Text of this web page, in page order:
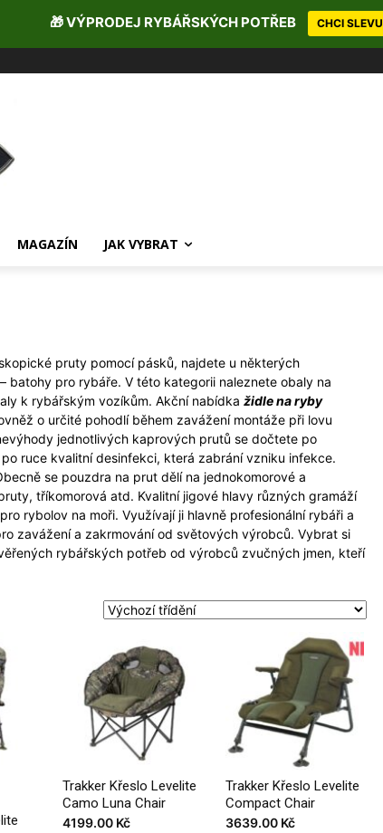
MAGAZÍN JAK VYBRAT
pruty pomocí pásků, najdete u některých
batohy pro rybáře. V této kategorii naleznete obaly na
k rybářským vozíkům. Akční nabídka židle na ryby
o určité pohodlí během zavážení montáže při lovu
jednotlivých kaprových prutů se dočtete po
ruce kvalitní desinfekci, která zabrání vzniku infekce.
se pouzdra na prut dělí na jednokomorové a
tříkomorová atd. Kvalitní jigové hlavy různých gramáží
rybolov na moři. Využívají ji hlavně profesionální rybáři a
zavážení a zakrmování od světových výrobců. Vybrat si
rybářských potřeb od výrobců zvučných jmen, kteří
Trakker Křeslo Levelite
Camo Luna Chair
4199.00 Kč
Trakker Křeslo Levelite
Compact Chair
3639.00 Kč
🎁 VÝPRODEJ RYBÁŘSKÝCH POTŘEB CHCI SLEVU